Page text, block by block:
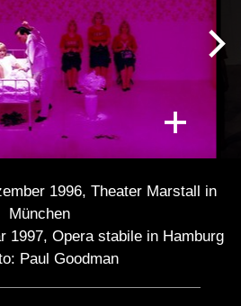
1996, Theater Marstall in
München
1997, Opera stabile in Hamburg
Paul Goodman